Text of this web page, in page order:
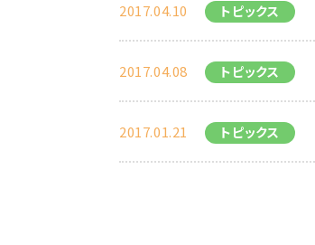
2017.04.10 トピックス
2017.04.08 トピックス
2017.01.21 トピックス